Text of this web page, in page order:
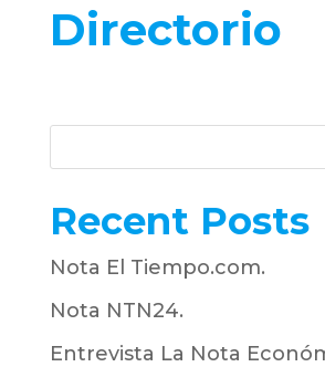
Directorio
Recent Posts
Nota El Tiempo.com.
Nota NTN24.
Entrevista La Nota